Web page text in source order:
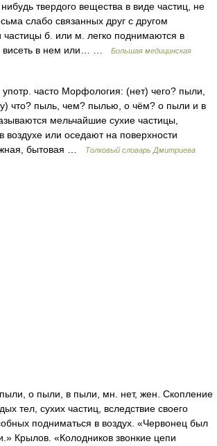
нибудь твердого вещества в виде частиц, не
слабо связанных друг с другом
частицы б. или м. легко поднимаются в
висеть в нем или… …
Большая медицинская
часто Морфология: (нет) чего? пыли,
что? пыль, чем? пылью, о чём? о пыли и в
мельчайшие сухие частицы,
воздухе или оседают на поверхности
бытовая …
Толковый словарь Дмитриева
о пыли, в пыли, мн. нет, жен. Скопление
тел, сухих частиц, вследствие своего
подниматься в воздух. «Червонец был
Крылов. «Колодников звонкие цепи